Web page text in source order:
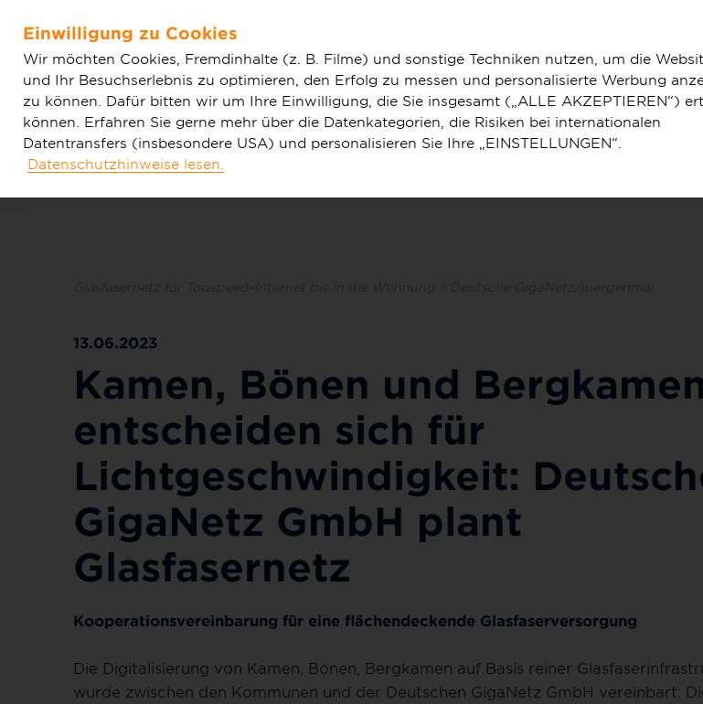
Zum Hauptinhalt springen
GigaNetz GmbH plant Glasfasernetz
13.06.2023
Kamen, Bönen und
entscheiden sich für
Lichtgeschwindigkeit:
GigaNetz GmbH plant
Glasfasernetz
Kooperationsvereinbarung für eine flächendeckende Glasfaserversorgung
Die Digitalisierung von Kamen, Bönen, Bergkamen auf Basis reiner
wurde zwischen den Kommunen und der Deutschen GigaNetz GmbH vereinbart:
Einwilligung zu Cookies
Wir möchten Cookies, Fremdinhalte (z. B. Filme) und sonstige Techniken nutzen, um die
und Ihr Besuchserlebnis zu optimieren, den Erfolg zu messen und personalisierte Werbung
zu können. Dafür bitten wir um Ihre Einwilligung, die Sie insgesamt („ALLE AKZEPTIEREN“)
können. Erfahren Sie gerne mehr über die Datenkategorien, die Risiken bei internationalen
Datentransfers (insbesondere USA) und personalisieren Sie Ihre „EINSTELLUNGEN“.
Datenschutzhinweise lesen.